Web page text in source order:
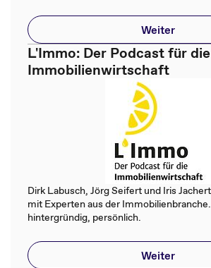
Weiter
L'Immo: Der Podcast für die
Immobilienwirtschaft
Dirk Labusch, Jörg Seifert und Iris
mit Experten aus der
hintergründig, persönlich.
Weiter